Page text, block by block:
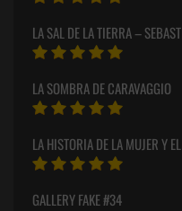
LA SAL DE LA TIERRA –
LA SOMBRA DE CARAVAGGIO
LA HISTORIA DE LA MUJER Y
GALLERY FAKE #34